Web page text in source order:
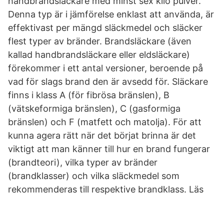
Denna typ är i jämförelse enklast att använda, är
effektivast per mängd släckmedel och släcker
flest typer av bränder. Brandsläckare (även
kallad handbrandsläckare eller eldsläckare)
förekommer i ett antal versioner, beroende på
vad för slags brand den är avsedd för. Släckare
finns i klass A (för fibrösa bränslen), B
(vätskeformiga bränslen), C (gasformiga
bränslen) och F (matfett och matolja). För att
kunna agera rätt när det börjat brinna är det
viktigt att man känner till hur en brand fungerar
(brandteori), vilka typer av bränder
(brandklasser) och vilka släckmedel som
rekommenderas till respektive brandklass. Läs